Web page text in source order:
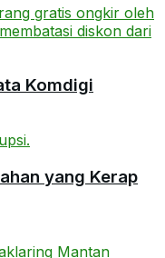
Komdigi
yang Kerap